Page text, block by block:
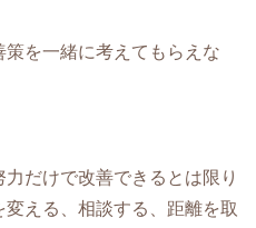
策を一緒に考えてもらえな
だけで改善できるとは限り
える、相談する、距離を取